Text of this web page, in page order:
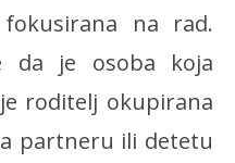
na rad.
da je osoba koja
roditelj okupirana
partneru ili detetu